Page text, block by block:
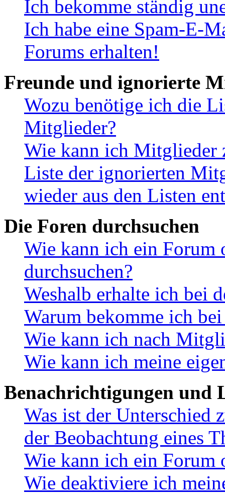
Ich bekomme ständig
Ich habe eine Spam-E-
Forums erhalten!
Freunde und ignorierte
Wozu benötige ich die
Mitglieder?
Wie kann ich Mitglieder
Liste der ignorierten
wieder aus den Listen
Die Foren durchsuchen
Wie kann ich ein Forum
durchsuchen?
Weshalb erhalte ich bei
Warum bekomme ich
Wie kann ich nach
Wie kann ich meine
Benachrichtigungen und
Was ist der Unterschied
der Beobachtung eines
Wie kann ich ein Forum
Wie deaktiviere ich